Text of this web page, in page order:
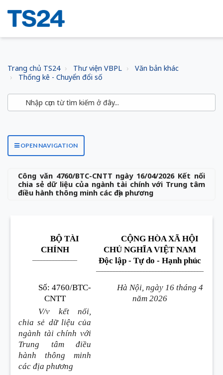
Trang chủ TS24 Thư viện VBPL
Văn bản khác
Thống kê - Chuyển đổi số
OPEN NAVIGATION
Công văn 4760/BTC-CNTT ngày 16/04/2026 Kết nối
chia sẻ dữ liệu của ngành tài chính với Trung tâm
điều hành thông minh các địa phương
BỘ TÀI
CHÍNH
CỘNG HÒA XÃ HỘI
CHỦ NGHĨA VIỆT NAM
Độc lập - Tự do - Hạnh phúc
Số: 4760/BTC-
CNTT
V/v kết nối,
chia sẻ dữ liệu của
ngành tài chính với
Trung tâm điều
hành thông minh
các địa phương
Hà Nội, ngày 16 tháng 4
năm 2026